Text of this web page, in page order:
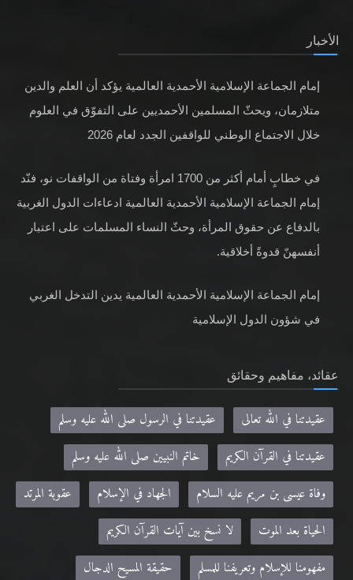
الأخبار
إمام الجماعة الإسلامية الأحمدية العالمية يؤكد أن العلم والدين
متلازمان، ويحثّ المسلمين الأحمديين على التفوّق في العلوم
خلال الاجتماع الوطني للواقفين الجدد لعام 2026
في خطابٍ أمام أكثر من 1700 امرأة وفتاة من الواقفات نو، فنّد
إمام الجماعة الإسلامية الأحمدية العالمية ادعاءات الدول الغربية
بالدفاع عن حقوق المرأة، وحثّ النساء المسلمات على اعتبار
أنفسهنّ قدوةً أخلاقية.
إمام الجماعة الإسلامية الأحمدية العالمية يدين التدخل الغربي
في شؤون الدول الإسلامية
عقائد، مفاهيم وحقائق
عقيدتنا في الله تعالى
عقيدتنا في الرسول صلى الله عليه وسلم
عقيدتنا في القرآن الكريم
خاتم النبيين صلى الله عليه وسلم
وفاة عيسى بن مريم عليه السلام
الجهاد في الإسلام
عقوبة المرتد
الحياة بعد الموت
لا نسخ بين آيات القرآن الكريم
مفهومنا للإسلام وتعريفنا للمسلم
حقيقة المسيح الدجال